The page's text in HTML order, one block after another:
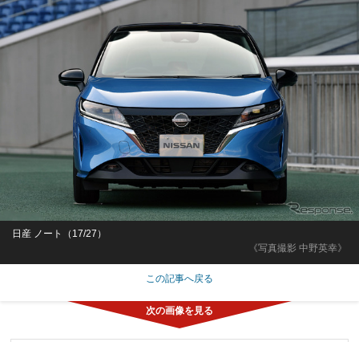
《写真撮影 中野英幸》
日産 ノート（17/27）
この記事へ戻る